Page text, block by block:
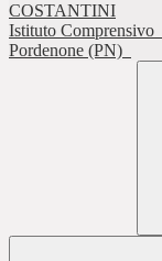
Istituto Comprensivo
Pordenone (PN)